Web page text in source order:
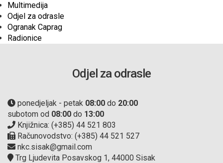
Multimedija
Odjel za odrasle
Ogranak Caprag
Radionice
Odjel za odrasle
ponedjeljak - petak 08:00 do 20:00
subotom od 08:00 do 13:00
Knjižnica: (+385) 44 521 803
Računovodstvo: (+385) 44 521 527
nkc.sisak@gmail.com
Trg Ljudevita Posavskog 1, 44000 Sisak